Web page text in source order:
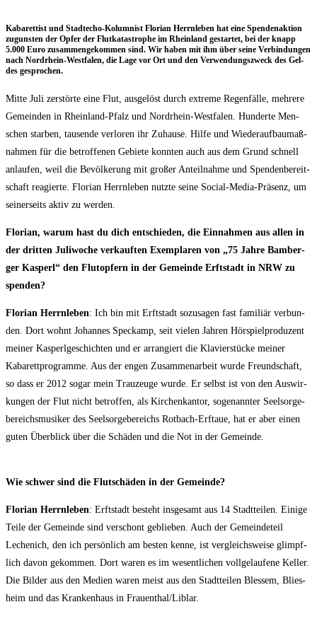
Kaba­ret­tist und Stadt­echo-Kolum­nist Flo­ri­an Herrn­le­ben hat eine Spen­den­ak­ti­on
zuguns­ten der Opfer der Flut­ka­ta­stro­phe im Rhein­land gestar­tet, bei der knapp
5.000 Euro zusam­men­ge­kom­men sind. Wir haben mit ihm über sei­ne Ver­bin­dun­gen
nach Nord­rhein-West­fa­len, die Lage vor Ort und den Ver­wen­dungs­zweck des Gel­
des gesprochen.
Mit­te Juli zer­stör­te eine Flut, aus­ge­löst durch extre­me Regen­fäl­le, meh­re­re
Gemein­den in Rhein­land-Pfalz und Nord­rhein-West­fa­len. Hun­der­te Men­
schen star­ben, tau­sen­de ver­lo­ren ihr Zuhau­se. Hil­fe und Wie­der­auf­bau­maß­
nah­men für die betrof­fe­nen Gebie­te konn­ten auch aus dem Grund schnell
anlau­fen, weil die Bevöl­ke­rung mit gro­ßer Anteil­nah­me und Spen­den­be­reit­
schaft reagier­te. Flo­ri­an Herrn­le­ben nutz­te sei­ne Social-Media-Prä­senz, um
sei­ner­seits aktiv zu werden.
Flo­ri­an, war­um hast du dich ent­schie­den, die Ein­nah­men aus allen in
der drit­ten Juli­wo­che ver­kauf­ten Exem­pla­ren von „75 Jah­re Bam­ber­
ger Kas­perl“ den Flut­op­fern in der Gemein­de Erft­stadt in NRW zu
spenden?
Flo­ri­an Herrn­le­ben: Ich bin mit Erft­stadt sozu­sa­gen fast fami­li­är ver­bun­
den. Dort wohnt Johan­nes Speck­amp, seit vie­len Jah­ren Hör­spiel­pro­du­zent
mei­ner Kas­perl­ge­schich­ten und er arran­giert die Kla­vier­stü­cke mei­ner
Kaba­rett­pro­gram­me. Aus der engen Zusam­men­ar­beit wur­de Freund­schaft,
so dass er 2012 sogar mein Trau­zeu­ge wur­de. Er selbst ist von den Aus­wir­
kun­gen der Flut nicht betrof­fen, als Kir­chen­kan­tor, soge­nann­ter Seel­sor­ge­
be­reichs­mu­si­ker des Seel­sor­ge­be­reichs Rot­bach-Erftaue, hat er aber einen
guten Über­blick über die Schä­den und die Not in der Gemeinde.
Wie schwer sind die Flut­schä­den in der Gemeinde?
Flo­ri­an Herrn­le­ben: Erft­stadt besteht ins­ge­samt aus 14 Stadt­tei­len. Eini­ge
Tei­le der Gemein­de sind ver­schont geblie­ben. Auch der Gemein­de­teil
Leche­nich, den ich per­sön­lich am bes­ten ken­ne, ist ver­gleichs­wei­se glimpf­
lich davon gekom­men. Dort waren es im wesent­li­chen voll­ge­lau­fe­ne Kel­ler.
Die Bil­der aus den Medi­en waren meist aus den Stadt­tei­len Bles­sem, Blies­
heim und das Kran­ken­haus in Frauenthal/​Liblar.